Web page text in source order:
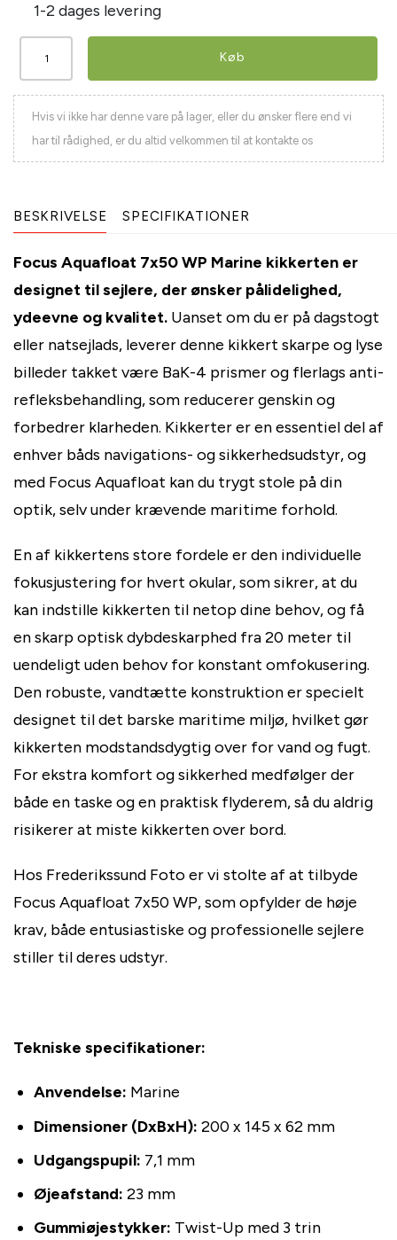
1-2 dages levering
Køb
Hvis vi ikke har denne vare på lager, eller du ønsker flere end vi
har til rådighed, er du altid velkommen til at kontakte os
BESKRIVELSE SPECIFIKATIONER
Focus Aquafloat 7x50 WP Marine kikkerten er
designet til sejlere, der ønsker pålidelighed,
ydeevne og kvalitet. Uanset om du er på dagstogt
eller natsejlads, leverer denne kikkert skarpe og lyse
billeder takket være BaK-4 prismer og flerlags anti-
refleksbehandling, som reducerer genskin og
forbedrer klarheden. Kikkerter er en essentiel del af
enhver båds navigations- og sikkerhedsudstyr, og
med Focus Aquafloat kan du trygt stole på din
optik, selv under krævende maritime forhold.
En af kikkertens store fordele er den individuelle
fokusjustering for hvert okular, som sikrer, at du
kan indstille kikkerten til netop dine behov, og få
en skarp optisk dybdeskarphed fra 20 meter til
uendeligt uden behov for konstant omfokusering.
Den robuste, vandtætte konstruktion er specielt
designet til det barske maritime miljø, hvilket gør
kikkerten modstandsdygtig over for vand og fugt.
For ekstra komfort og sikkerhed medfølger der
både en taske og en praktisk flyderem, så du aldrig
risikerer at miste kikkerten over bord.
Hos Frederikssund Foto er vi stolte af at tilbyde
Focus Aquafloat 7x50 WP, som opfylder de høje
krav, både entusiastiske og professionelle sejlere
stiller til deres udstyr.
Tekniske specifikationer:
Anvendelse: Marine
Dimensioner (DxBxH): 200 x 145 x 62 mm
Udgangspupil: 7,1 mm
Øjeafstand: 23 mm
Gummiøjestykker: Twist-Up med 3 trin